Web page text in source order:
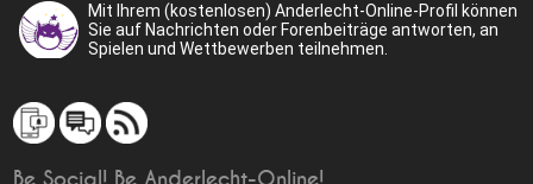
Mit Ihrem (kostenlosen) Anderlecht-Online-Profil können
Sie auf Nachrichten oder Forenbeiträge antworten, an
Spielen und Wettbewerben teilnehmen.
Be Social! Be Anderlecht-Online!